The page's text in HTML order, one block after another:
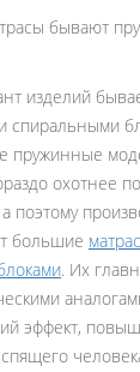
бывают
изделий
спиральными
пружинные
охотнее
поэтому
большие
. Их
эффект,